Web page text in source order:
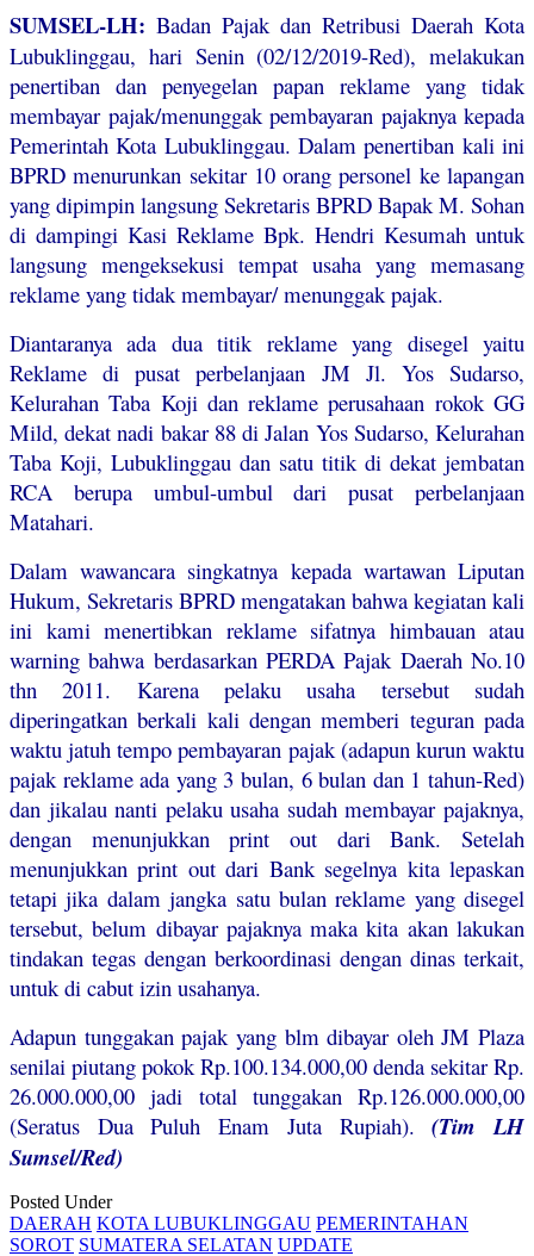
SUMSEL-LH: Badan Pajak dan Retribusi Daerah Kota
Lubuklinggau, hari Senin (02/12/2019-Red), melakukan
penertiban dan penyegelan papan reklame yang tidak
membayar pajak/menunggak pembayaran pajaknya kepada
Pemerintah Kota Lubuklinggau. Dalam penertiban kali ini
BPRD menurunkan sekitar 10 orang personel ke lapangan
yang dipimpin langsung Sekretaris BPRD Bapak M. Sohan
di dampingi Kasi Reklame Bpk. Hendri Kesumah untuk
langsung mengeksekusi tempat usaha yang memasang
reklame yang tidak membayar/ menunggak pajak.
Diantaranya ada dua titik reklame yang disegel yaitu
Reklame di pusat perbelanjaan JM Jl. Yos Sudarso,
Kelurahan Taba Koji dan reklame perusahaan rokok GG
Mild, dekat nadi bakar 88 di Jalan Yos Sudarso, Kelurahan
Taba Koji, Lubuklinggau dan satu titik di dekat jembatan
RCA berupa umbul-umbul dari pusat perbelanjaan
Matahari.
Dalam wawancara singkatnya kepada wartawan Liputan
Hukum, Sekretaris BPRD mengatakan bahwa kegiatan kali
ini kami menertibkan reklame sifatnya himbauan atau
warning bahwa berdasarkan PERDA Pajak Daerah No.10
thn 2011. Karena pelaku usaha tersebut sudah
diperingatkan berkali kali dengan memberi teguran pada
waktu jatuh tempo pembayaran pajak (adapun kurun waktu
pajak reklame ada yang 3 bulan, 6 bulan dan 1 tahun-Red)
dan jikalau nanti pelaku usaha sudah membayar pajaknya,
dengan menunjukkan print out dari Bank. Setelah
menunjukkan print out dari Bank segelnya kita lepaskan
tetapi jika dalam jangka satu bulan reklame yang disegel
tersebut, belum dibayar pajaknya maka kita akan lakukan
tindakan tegas dengan berkoordinasi dengan dinas terkait,
untuk di cabut izin usahanya.
Adapun tunggakan pajak yang blm dibayar oleh JM Plaza
senilai piutang pokok Rp.100.134.000,00 denda sekitar Rp.
26.000.000,00 jadi total tunggakan Rp.126.000.000,00
(Seratus Dua Puluh Enam Juta Rupiah).(Tim LH
Sumsel/Red)
Posted Under
DAERAH KOTA LUBUKLINGGAU PEMERINTAHAN
SOROT SUMATERA SELATAN UPDATE